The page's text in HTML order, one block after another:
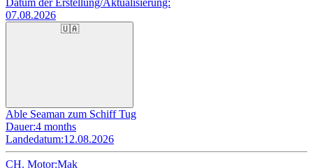
07.08.2026
🇺🇦
Able Seaman zum Schiff Tug
Dauer:4 months
Landedatum:12.08.2026
CH. Motor:Mak